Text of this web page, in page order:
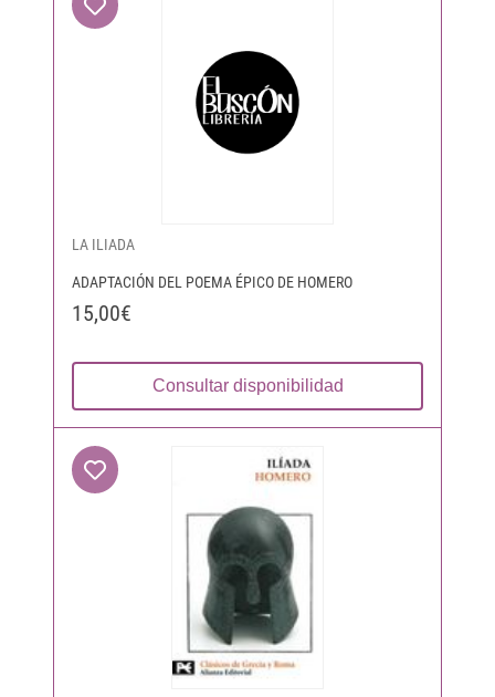
LA ILIADA
ADAPTACIÓN DEL POEMA ÉPICO DE HOMERO
15,00€
Consultar disponibilidad